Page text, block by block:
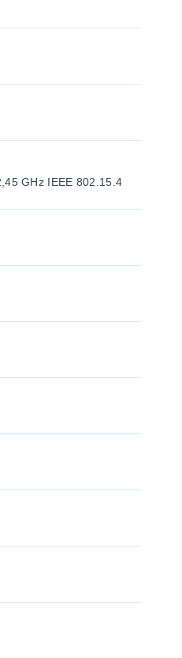
GHz IEEE 802.15.4